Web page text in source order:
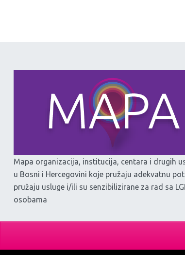
Mapa organizacija, institucija, centara i drugih
u Bosni i Hercegovini koje pružaju adekvatnu
pružaju usluge i/ili su senzibilizirane za rad sa
osobama